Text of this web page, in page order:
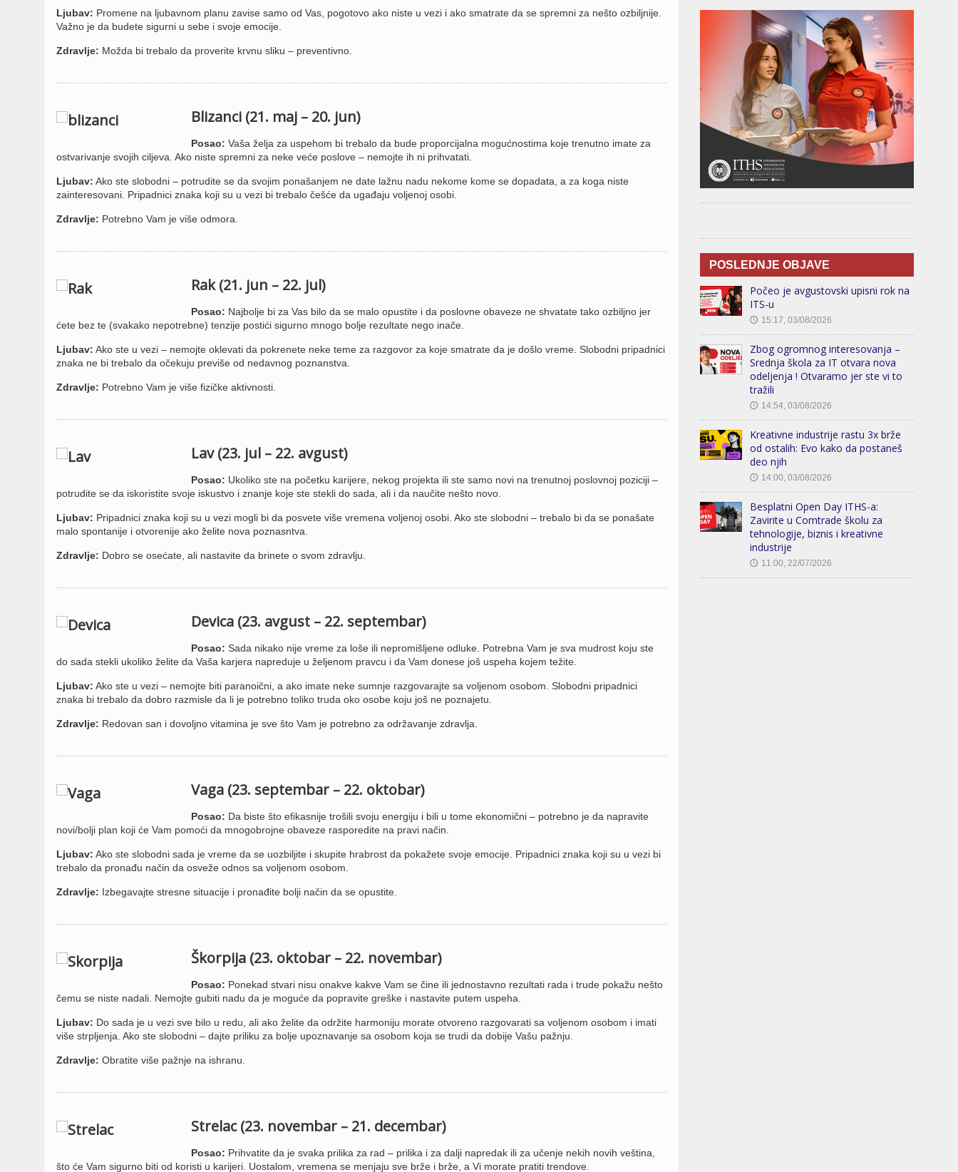
Ljubav: Promene na ljubavnom planu zavise samo od Vas, pogotovo ako niste u vezi i ako smatrate da se spremni za nešto ozbiljnije.
Važno je da budete sigurni u sebe i svoje emocije.
Zdravlje: Možda bi trebalo da proverite krvnu sliku – preventivno.
Blizanci (21. maj – 20. jun)
Posao: Vaša želja za uspehom bi trebalo da bude proporcijalna mogućnostima koje trenutno imate za
ostvarivanje svojih ciljeva. Ako niste spremni za neke veće poslove – nemojte ih ni prihvatati.
Ljubav: Ako ste slobodni – potrudite se da svojim ponašanjem ne date lažnu nadu nekome kome se dopadata, a za koga niste
zainteresovani. Pripadnici znaka koji su u vezi bi trebalo češće da ugađaju voljenoj osobi.
Zdravlje: Potrebno Vam je više odmora.
Rak (21. jun – 22. jul)
Posao: Najbolje bi za Vas bilo da se malo opustite i da poslovne obaveze ne shvatate tako ozbiljno jer
ćete bez te (svakako nepotrebne) tenzije postići sigurno mnogo bolje rezultate nego inače.
Ljubav: Ako ste u vezi – nemojte oklevati da pokrenete neke teme za razgovor za koje smatrate da je došlo vreme. Slobodni pripadnici
znaka ne bi trebalo da očekuju previše od nedavnog poznanstva.
Zdravlje: Potrebno Vam je više fizičke aktivnosti.
Lav (23. jul – 22. avgust)
Posao: Ukoliko ste na početku karijere, nekog projekta ili ste samo novi na trenutnoj poslovnoj poziciji –
potrudite se da iskoristite svoje iskustvo i znanje koje ste stekli do sada, ali i da naučite nešto novo.
Ljubav: Pripadnici znaka koji su u vezi mogli bi da posvete više vremena voljenoj osobi. Ako ste slobodni – trebalo bi da se ponašate
malo spontanije i otvorenije ako želite nova poznasntva.
Zdravlje: Dobro se osećate, ali nastavite da brinete o svom zdravlju.
Devica (23. avgust – 22. septembar)
Posao: Sada nikako nije vreme za loše ili nepromišljene odluke. Potrebna Vam je sva mudrost koju ste
do sada stekli ukoliko želite da Vaša karjera napreduje u željenom pravcu i da Vam donese još uspeha kojem težite.
Ljubav: Ako ste u vezi – nemojte biti paranoični, a ako imate neke sumnje razgovarajte sa voljenom osobom. Slobodni pripadnici
znaka bi trebalo da dobro razmisle da li je potrebno toliko truda oko osobe koju još ne poznajetu.
Zdravlje: Redovan san i dovoljno vitamina je sve što Vam je potrebno za održavanje zdravlja.
Vaga (23. septembar – 22. oktobar)
Posao: Da biste što efikasnije trošili svoju energiju i bili u tome ekonomični – potrebno je da napravite
novi/bolji plan koji će Vam pomoći da mnogobrojne obaveze rasporedite na pravi način.
Ljubav: Ako ste slobodni sada je vreme da se uozbiljite i skupite hrabrost da pokažete svoje emocije. Pripadnici znaka koji su u vezi bi
trebalo da pronađu način da osveže odnos sa voljenom osobom.
Zdravlje: Izbegavajte stresne situacije i pronađite bolji način da se opustite.
Škorpija (23. oktobar – 22. novembar)
Posao: Ponekad stvari nisu onakve kakve Vam se čine ili jednostavno rezultati rada i trude pokažu nešto
čemu se niste nadali. Nemojte gubiti nadu da je moguće da popravite greške i nastavite putem uspeha.
Ljubav: Do sada je u vezi sve bilo u redu, ali ako želite da održite harmoniju morate otvoreno razgovarati sa voljenom osobom i imati
više strpljenja. Ako ste slobodni – dajte priliku za bolje upoznavanje sa osobom koja se trudi da dobije Vašu pažnju.
Zdravlje: Obratite više pažnje na ishranu.
Strelac (23. novembar – 21. decembar)
Posao: Prihvatite da je svaka prilika za rad – prilika i za dalji napredak ili za učenje nekih novih veština,
što će Vam sigurno biti od koristi u karijeri. Uostalom, vremena se menjaju sve brže i brže, a Vi morate pratiti trendove.
POSLEDNJE OBJAVE
Počeo je avgustovski upisni rok na
ITS-u
🕔 15:17, 03/08/2026
Zbog ogromnog interesovanja –
Srednja škola za IT otvara nova
odeljenja ! Otvaramo jer ste vi to
tražili
🕔 14:54, 03/08/2026
Kreativne industrije rastu 3x brže
od ostalih: Evo kako da postaneš
deo njih
🕔 14:00, 03/08/2026
Besplatni Open Day ITHS-a:
Zavirite u Comtrade školu za
tehnologije, biznis i kreativne
industrije
🕔 11:00, 22/07/2026